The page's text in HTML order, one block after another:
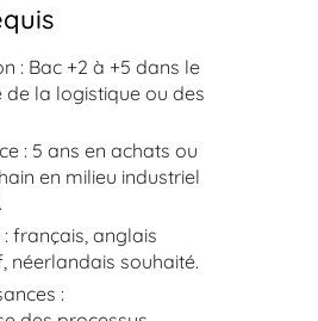
: Bac +2 à +5 dans le
de la logistique ou des
: 5 ans en achats ou
en milieu industriel
français, anglais
néerlandais souhaité.
: